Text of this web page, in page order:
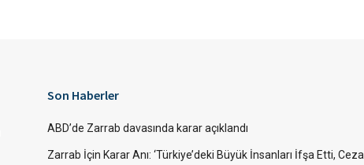
Son Haberler
ABD’de Zarrab davasında karar açıklandı
Zarrab İçin Karar Anı: ‘Türkiye’deki Büyük İnsanları İfşa Etti, Ceza